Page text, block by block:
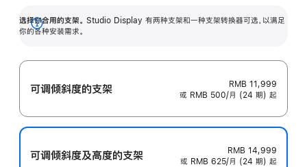
选择你合用的支架。 Studio Display 有两种支架和一种支架转换器可选，以满足
你的各种安装需求。
展
可调倾斜度的支架
RMB 11,999
或 RMB 500/月 (24 期) 起
可调倾斜度及高‍度的支‍架
RMB 14,999
或 RMB 625/月 (24 期) 起